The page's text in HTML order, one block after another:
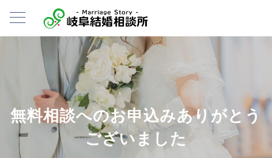
無料相談へのお申込みありがとう
ございました